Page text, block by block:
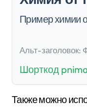
Пример химии
Альт-заголовок:
Шорткод
Также можно